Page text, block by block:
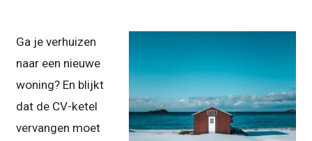
Ga je verhuizen
naar een nieuwe
woning? En blijkt
dat de CV-ketel
vervangen moet